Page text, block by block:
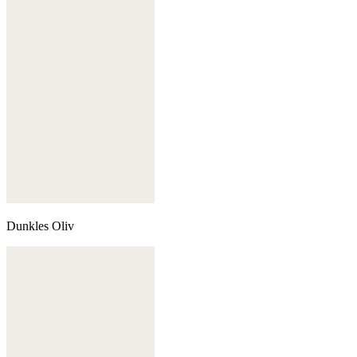
Dunkles Oliv